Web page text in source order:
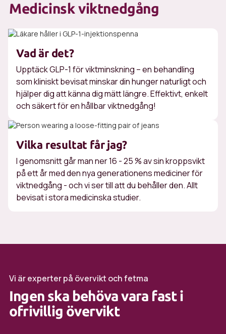
Medicinsk viktnedgång
Vad är det?
Upptäck GLP-1 för viktminskning – en behandling
som kliniskt bevisat minskar din hunger naturligt och
hjälper dig att känna dig mätt längre. Effektivt, enkelt
och säkert för en hållbar viktnedgång!
Vilka resultat får jag?
I genomsnitt går man ner 16 - 25 % av sin kroppsvikt
på ett år med den nya generationens mediciner för
viktnedgång - och vi ser till att du behåller den. Allt
bevisat i stora medicinska studier.
Vi är experter på övervikt och fetma
Ingen ska behöva vara fast i
ofrivillig övervikt